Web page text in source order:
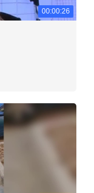
00:00:26